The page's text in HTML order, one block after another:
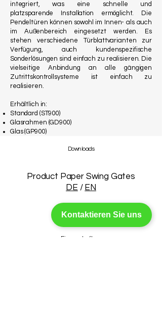
Kontaktieren Sie uns
integriert, was eine schnelle und
platzsparende Installation ermöglicht. Die
Pendeltüren können sowohl im Innen- als auch
im Außenbereich eingesetzt werden. Es
stehen verschiedene Türblattvarianten zur
Verfügung, auch kundenspezifische
Sonderlösungen sind einfach zu realisieren. Die
vielseitige Anbindung an alle gängigen
Zutrittskontrollsysteme ist einfach zu
realisieren.
Erhältlich in:
Standard (ST900)
Glasrahmen (GD900)
Glas (GP900)
Downloads
Product Paper Swing Gates
DE / EN
Zeichnungen
Eigenschaften